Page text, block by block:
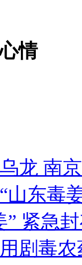
情
龙 南
山东毒
” 紧急
剧毒